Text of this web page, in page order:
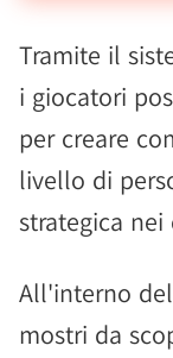
Tramite il
i giocatori
per creare
livello di
strategica
All'interno
mostri da